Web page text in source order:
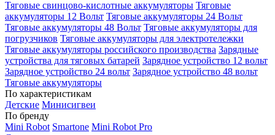
Тяговые свинцово-кислотные аккумуляторы Тяговые
аккумуляторы 12 Вольт Тяговые аккумуляторы 24 Вольт
Тяговые аккумуляторы 48 Вольт Тяговые аккумуляторы для
погрузчиков Тяговые аккумуляторы для электротележки
Тяговые аккумуляторы российского производства Зарядные
устройства для тяговых батарей Зарядное устройство 12 вольт
Зарядное устройство 24 вольт Зарядное устройство 48 вольт
Тяговые аккумуляторы
По характеристикам
Детские Минисигвеи
По бренду
Mini Robot Smartone Mini Robot Pro